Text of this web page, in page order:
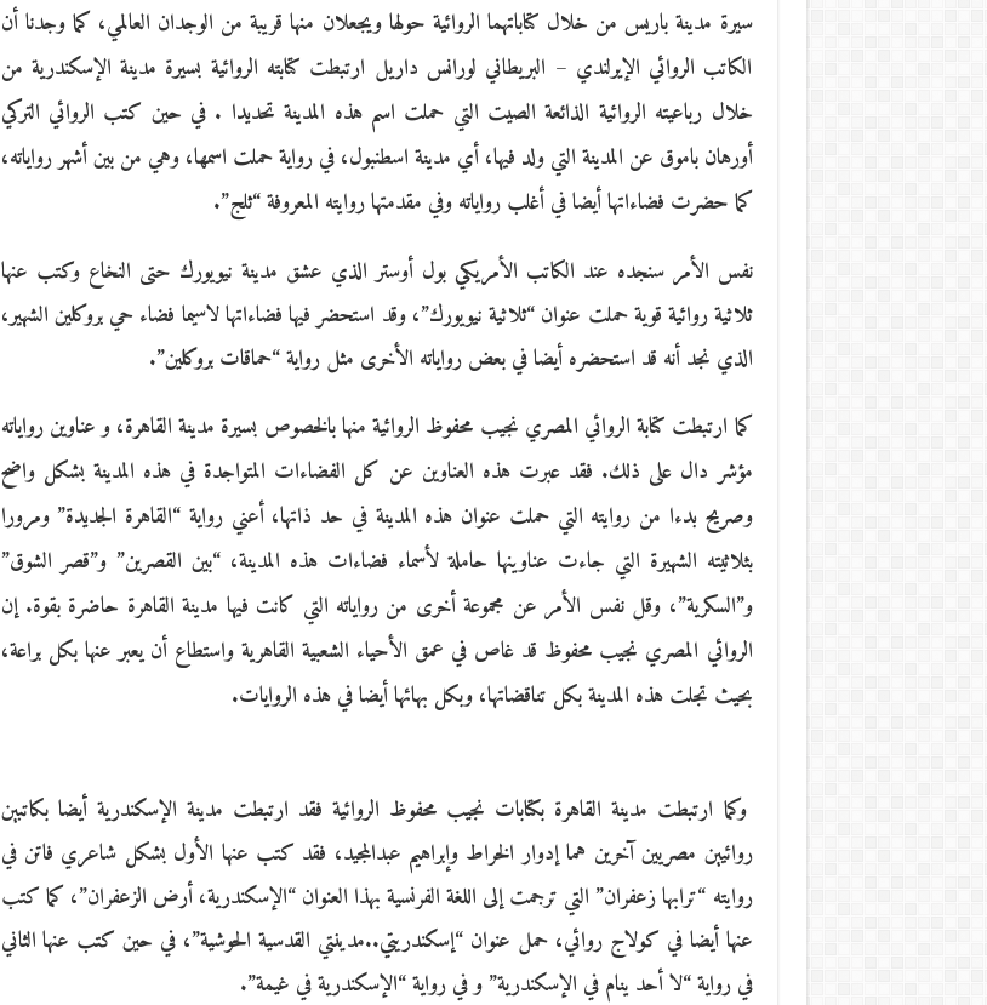
سيرة مدينة باريس من خلال كتاباتهما الروائية حولها ويجعلان منها قريبة من الوجدان العالمي، كما وجدنا أن
الكاتب الروائي الإيرلندي – البريطاني لورانس داريل ارتبطت كتابته الروائية بسيرة مدينة الإسكندرية من
خلال رباعيته الروائية الذائعة الصيت التي حملت اسم هذه المدينة تحديدا . في حين كتب الروائي التركي
أورهان باموق عن المدينة التي ولد فيها، أي مدينة اسطنبول، في رواية حملت اسمها، وهي من بين أشهر رواياته،
كما حضرت فضاءاتها أيضا في أغلب رواياته وفي مقدمتها روايته المعروفة “ثلج”.
نفس الأمر سنجده عند الكاتب الأمريكي بول أوستر الذي عشق مدينة نيويورك حتى النخاع وكتب عنها
ثلاثية روائية قوية حملت عنوان “ثلاثية نيويورك”، وقد استحضر فيها فضاءاتها لاسيما فضاء حي بروكلين الشهير،
الذي نجد أنه قد استحضره أيضا في بعض رواياته الأخرى مثل رواية “حماقات بروكلين”.
كما ارتبطت كتابة الروائي المصري نجيب محفوظ الروائية منها بالخصوص بسيرة مدينة القاهرة، و عناوين رواياته
مؤشر دال على ذلك. فقد عبرت هذه العناوين عن كل الفضاءات المتواجدة في هذه المدينة بشكل واضح
وصريح بدءا من روايته التي حملت عنوان هذه المدينة في حد ذاتها، أعني رواية “القاهرة الجديدة” ومرورا
بثلاثيته الشهيرة التي جاءت عناوينها حاملة لأسماء فضاءات هذه المدينة، “بين القصرين” و”قصر الشوق”
و”السكرية”، وقل نفس الأمر عن مجموعة أخرى من رواياته التي كانت فيها مدينة القاهرة حاضرة بقوة. إن
الروائي المصري نجيب محفوظ قد غاص في عمق الأحياء الشعبية القاهرية واستطاع أن يعبر عنها بكل براعة،
بحيث تجلت هذه المدينة بكل تناقضاتها، وبكل بهائها أيضا في هذه الروايات.
وكما ارتبطت مدينة القاهرة بكتابات نجيب محفوظ الروائية فقد ارتبطت مدينة الإسكندرية أيضا بكاتبين
روائيين مصريين آخرين هما إدوار الخراط وإبراهيم عبدالمجيد، فقد كتب عنها الأول بشكل شاعري فاتن في
روايته “ترابها زعفران” التي ترجمت إلى اللغة الفرنسية بهذا العنوان “الإسكندرية، أرض الزعفران”، كما كتب
عنها أيضا في كولاج روائي، حمل عنوان “إسكندريتي..مدينتي القدسية الحوشية”، في حين كتب عنها الثاني
في رواية “لا أحد ينام في الإسكندرية” و في رواية “الإسكندرية في غيمة”.